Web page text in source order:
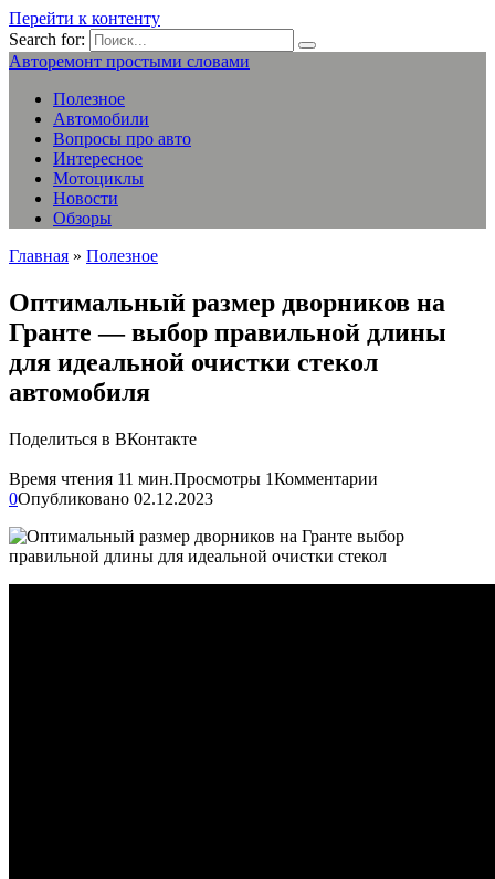
Перейти к контенту
Search for:
Авторемонт простыми словами
Полезное
Автомобили
Вопросы про авто
Интересное
Мотоциклы
Новости
Обзоры
Главная » Полезное
Оптимальный размер дворников на
Гранте — выбор правильной длины
для идеальной очистки стекол
автомобиля
Поделиться в ВКонтакте
Время чтения 11 мин.Просмотры 1Комментарии
0Опубликовано 02.12.2023